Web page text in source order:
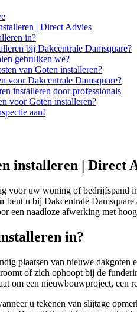
| Direct Advies
in?
bij Dakcentrale Damsquare?
gebruiken we?
van Goten installeren?
voor Dakcentrale Damsquare?
installeren door professionals
voor Goten installeren?
aan!
installeren | Direct
voor uw woning of bedrijfspand
bent u bij Dakcentrale
een naadloze afwerking met
in?
plaatsen van nieuwe dakgoten
of zich ophoopt bij de
om een nieuwbouwproject, een
u tekenen van slijtage